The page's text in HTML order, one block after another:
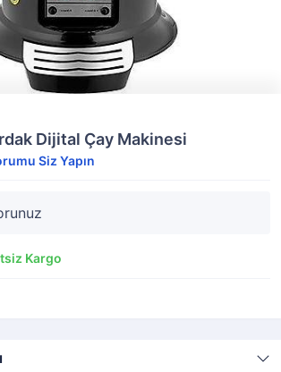
Dijital Çay Makinesi
Siz Yapın
Kargo